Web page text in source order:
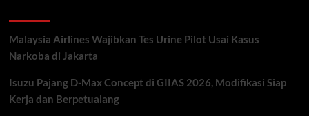
Sorotan
Usai
di
Bekasi
Malaysia Airlines Wajibkan Tes Urine Pilot Usai Kasus
Narkoba di Jakarta
Isuzu Pajang D-Max Concept di GIIAS 2026, Modifikasi Siap
Kerja dan Berpetualang